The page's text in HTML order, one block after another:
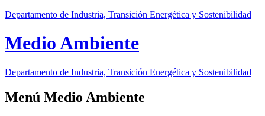
Departamento de Industria, Transición Energética y Sostenibilidad
Medio Ambiente
Departamento de Industria, Transición Energética y Sostenibilidad
Menú Medio Ambiente